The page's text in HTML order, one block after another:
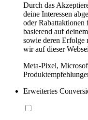
Durch das
deine Interessen
oder Rabattaktionen
basierend auf
sowie deren Erfolge
wir auf dieser
Meta-Pixel,
Erweitertes